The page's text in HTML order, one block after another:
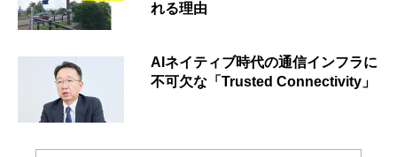
れる理由
AIネイティブ時代の通信インフラに
不可欠な「Trusted Connectivity」